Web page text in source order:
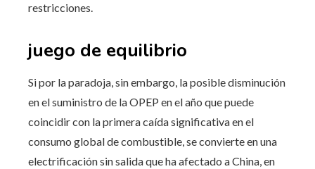
restricciones.
juego de equilibrio
Si por la paradoja, sin embargo, la posible disminución
en el suministro de la OPEP en el año que puede
coincidir con la primera caída significativa en el
consumo global de combustible, se convierte en una
electrificación sin salida que ha afectado a China, en